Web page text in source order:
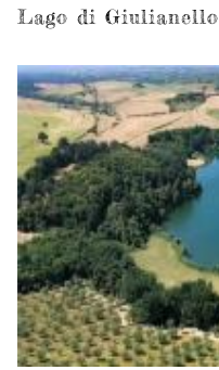
Lago di Giulianello